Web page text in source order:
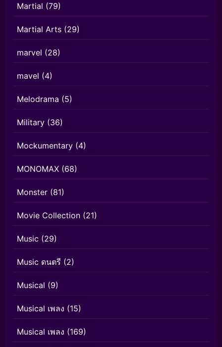
Martial (79)
Martial Arts (29)
marvel (28)
mavel (4)
Melodrama (5)
Military (36)
Mockumentary (4)
MONOMAX (68)
Monster (81)
Movie Collection (21)
Music (29)
Music ดนตรี (2)
Musical (9)
Musical เพลง (15)
Musical เพลง (169)